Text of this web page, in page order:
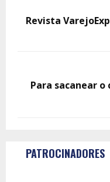
Revista
Para sacanear
PATROCINADORES